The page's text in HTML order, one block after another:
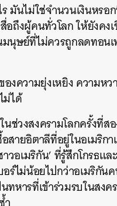
ร มันไม่ใช่จำนวนเงินหร
อถึงผู้คนทั่วโลก ให้ยังคง
นุษย์ที่ไม่ควรถูกลดทอนเ
องความยุ่งเหยิง ความห
ม่ได้
ช่วงสงครามโลกครั้งที่ส
สายอิตาลีที่อยู่ในอเมริก
าวอเมริกัน’ ที่รู้สึกโกรธแ
อร์ไม่น้อยไปกว่าอเมริกั
ทหารที่เข้าร่วมรบในสงค